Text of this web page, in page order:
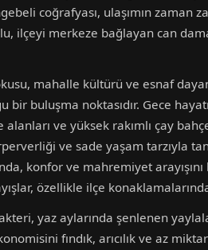
coğrafyası, ulaşımın
ilçeyi merkeze bağlayan can
mahalle kültürü ve esnaf
bir buluşma noktasıdır. Gece
ve yüksek rakımlı çay
ve sade yaşam tarzıyla
konfor ve mahremiyet
özellikle ilçe
yaz aylarında şenlenen
fındık, arıcılık ve az